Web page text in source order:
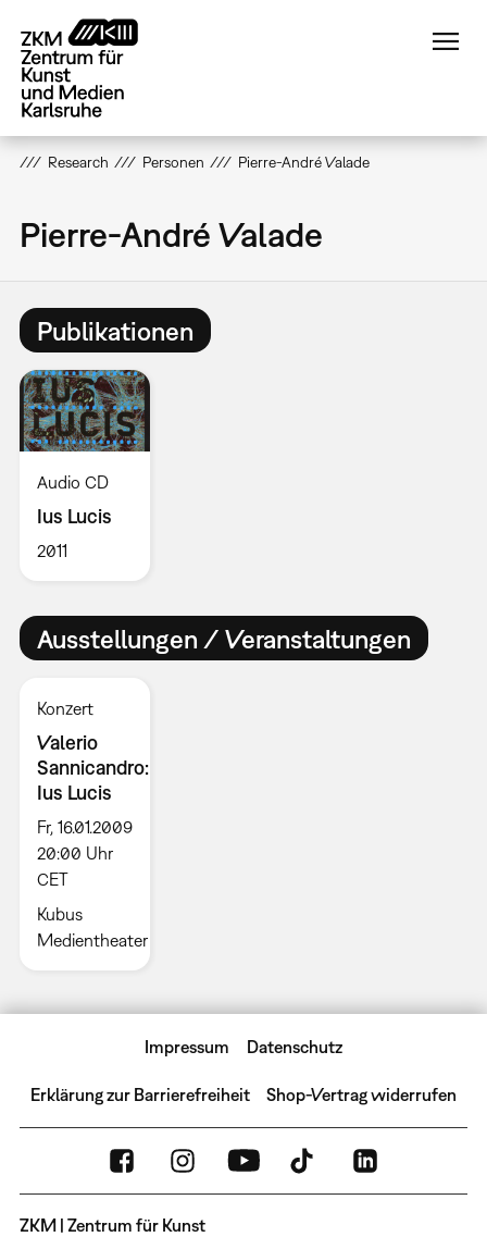
zum
Inhalt
Research Personen Pierre-André Valade
Pierre-André Valade
Publikationen
Audio CD
Ius Lucis
2011
Ausstellungen / Veranstaltungen
Konzert
Valerio
Sannicandro:
Ius Lucis
Fr, 16.01.2009
20:00 Uhr
CET
Kubus
Medientheater
Impressum Datenschutz
Erklärung zur Barrierefreiheit Shop-Vertrag widerrufen
ZKM | Zentrum für Kunst